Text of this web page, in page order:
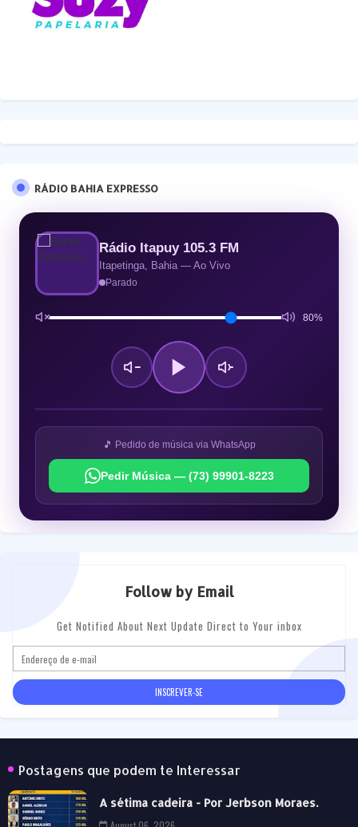
RÁDIO BAHIA EXPRESSO
Rádio Itapuy 105.3 FM
Itapetinga, Bahia — Ao Vivo
Parado
80%
🎵 Pedido de música via WhatsApp
Pedir Música — (73) 99901-8223
Follow by Email
Get Notified About Next Update Direct to Your inbox
Postagens que podem te Interessar
A sétima cadeira - Por Jerbson Moraes.